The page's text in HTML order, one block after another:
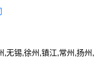
,无锡,徐州,镇江,常州,扬州,